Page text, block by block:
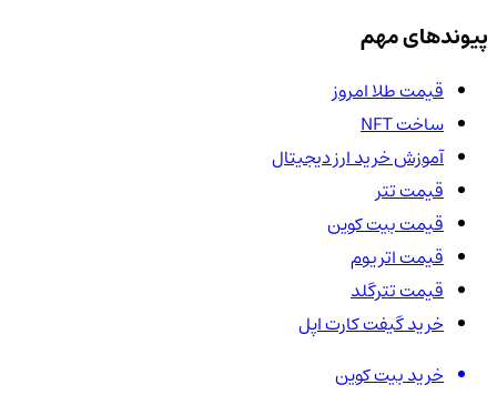
پیوندهای مهم
قیمت طلا امروز
ساخت NFT
آموزش خرید ارز دیجیتال
قیمت تتر
قیمت بیت کوین
قیمت اتریوم
قیمت تترگلد
خرید گیفت کارت اپل
خرید بیت کوین